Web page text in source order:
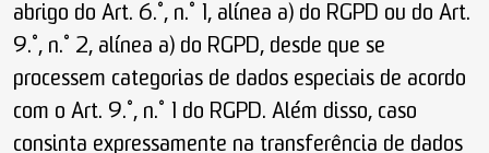
abrigo do Art. 6.º, n.º 1, alínea a) do RGPD ou do Art.
9.º, n.º 2, alínea a) do RGPD, desde que se
processem categorias de dados especiais de acordo
com o Art. 9.º, n.º 1 do RGPD. Além disso, caso
consinta expressamente na transferência de dados